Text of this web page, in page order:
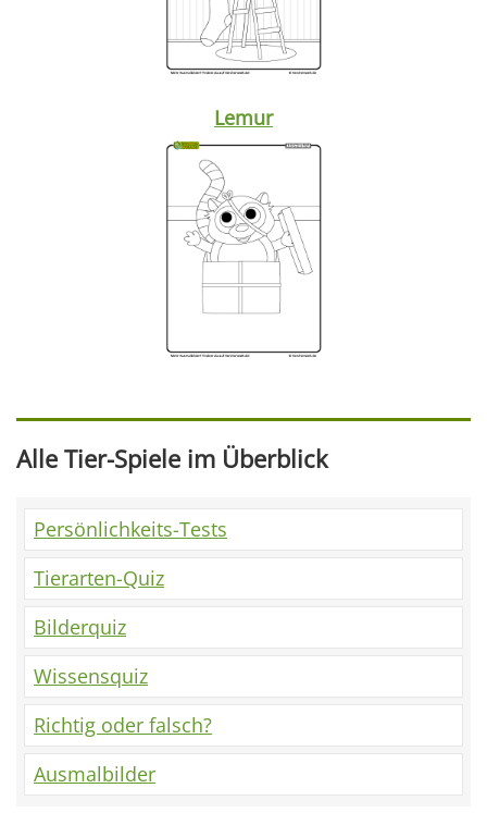
Lemur
Alle Tier-Spiele im Überblick
Persönlichkeits-Tests
Tierarten-Quiz
Bilderquiz
Wissensquiz
Richtig oder falsch?
Ausmalbilder